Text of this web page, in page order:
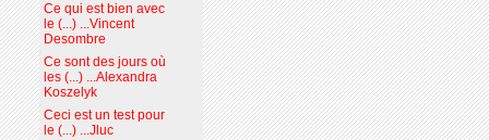
Ce qui est bien avec
le (...) ...Vincent
Desombre
Ce sont des jours où
les (...) ...Alexandra
Koszelyk
Ceci est un test pour
le (...) ...Jluc